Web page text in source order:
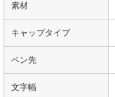
素材
キャップタイプ
ペン先
文字幅